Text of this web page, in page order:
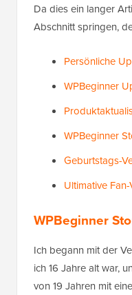
Da dies ein langer
Abschnitt springen,
Persönliche
WPBeginner
WPBeginner
Geburtstags-
Ultimative
WPBeginner
Ich begann mit der
ich 16 Jahre alt war,
von 19 Jahren mit